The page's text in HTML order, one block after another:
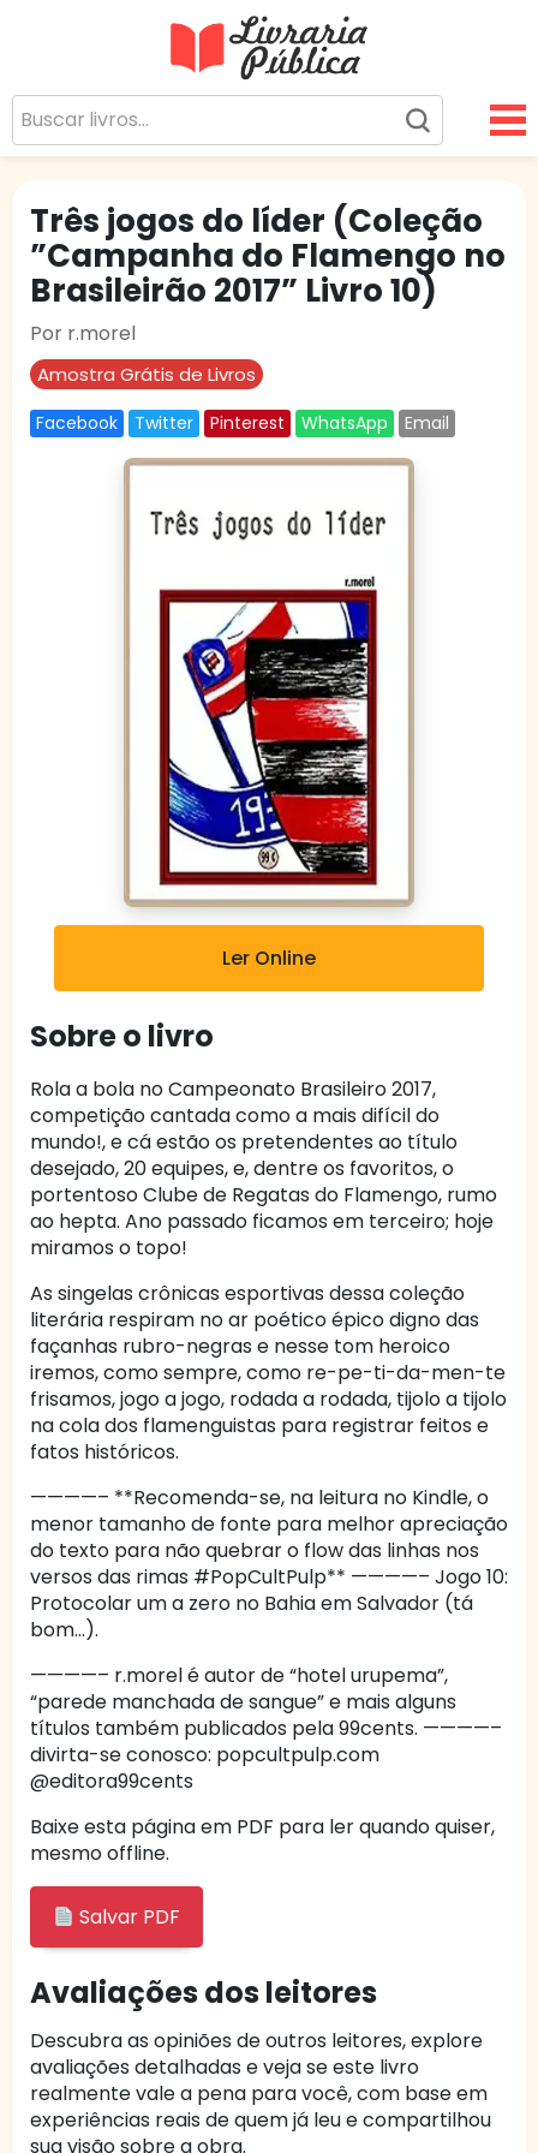
Sua Biblioteca Virtual Gratuita
Três jogos do líder (Coleção
”Campanha do Flamengo no
Brasileirão 2017” Livro 10)
Por r.morel
Amostra Grátis de Livros
Facebook Twitter Pinterest WhatsApp Email
Ler Online
Sobre o livro
Rola a bola no Campeonato Brasileiro 2017,
competição cantada como a mais difícil do
mundo!, e cá estão os pretendentes ao título
desejado, 20 equipes, e, dentre os favoritos, o
portentoso Clube de Regatas do Flamengo, rumo
ao hepta. Ano passado ficamos em terceiro; hoje
miramos o topo!
As singelas crônicas esportivas dessa coleção
literária respiram no ar poético épico digno das
façanhas rubro-negras e nesse tom heroico
iremos, como sempre, como re-pe-ti-da-men-te
frisamos, jogo a jogo, rodada a rodada, tijolo a tijolo
na cola dos flamenguistas para registrar feitos e
fatos históricos.
————– **Recomenda-se, na leitura no Kindle, o
menor tamanho de fonte para melhor apreciação
do texto para não quebrar o flow das linhas nos
versos das rimas #PopCultPulp** ————– Jogo 10:
Protocolar um a zero no Bahia em Salvador (tá
bom…).
————– r.morel é autor de “hotel urupema”,
“parede manchada de sangue” e mais alguns
títulos também publicados pela 99cents. ————–
divirta-se conosco: popcultpulp.com
@editora99cents
Baixe esta página em PDF para ler quando quiser,
mesmo offline.
Salvar PDF
Avaliações dos leitores
Descubra as opiniões de outros leitores, explore
avaliações detalhadas e veja se este livro
realmente vale a pena para você, com base em
experiências reais de quem já leu e compartilhou
sua visão sobre a obra.